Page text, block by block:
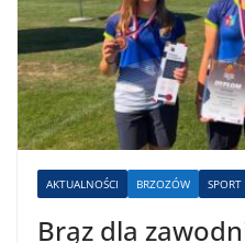
AKTUALNOŚCI BRZOZÓW SPORT
Brąz dla